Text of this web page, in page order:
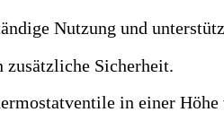
Nutzung und
Sicherheit.
in einer